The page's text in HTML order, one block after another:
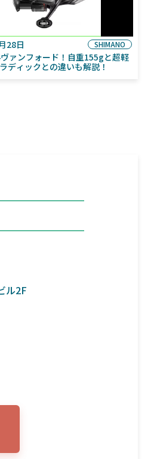
28日 SHIMANO
ァンフォード！自重155gと超軽
ディックとの違いも解説！
ル2F